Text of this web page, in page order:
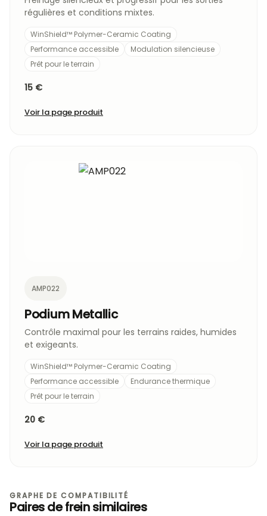
régulières et conditions mixtes.
WinShield™ Polymer-Ceramic Coating
Performance accessible
Modulation silencieuse
Prêt pour le terrain
15 €
Voir la page produit
AMP022
Podium Metallic
Contrôle maximal pour les terrains raides, humides
et exigeants.
WinShield™ Polymer-Ceramic Coating
Performance accessible
Endurance thermique
Prêt pour le terrain
20 €
Voir la page produit
GRAPHE DE COMPATIBILITÉ
Paires de frein similaires